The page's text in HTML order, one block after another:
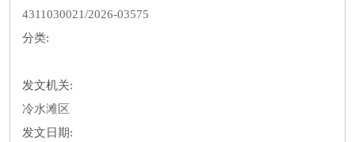
4311030021/2026-03575
分类:
发文机关:
冷水滩区
发文日期: